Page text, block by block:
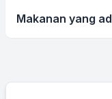
Makanan yang